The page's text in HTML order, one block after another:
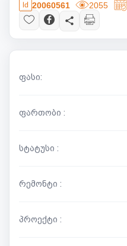
20060561 2055
ფასი:
ფართობი :
სტატუსი :
რემონტი :
პროექტი :